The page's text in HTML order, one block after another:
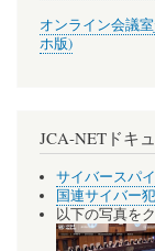
オンライン会議
ホ版)
JCA-NETドキ
サイバースパ
国連サイバー
以下の写真を